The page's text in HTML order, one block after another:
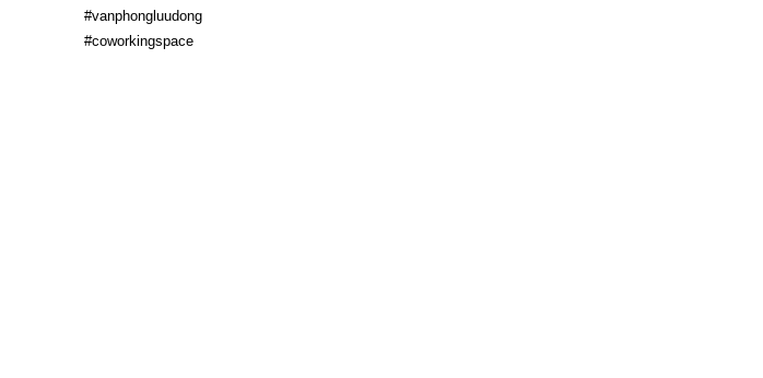
#vanphongluudong